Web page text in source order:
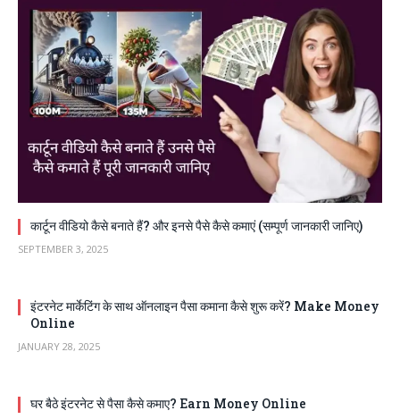
कार्टून वीडियो कैसे बनाते हैं? और इनसे पैसे कैसे कमाएं (सम्पूर्ण जानकारी जानिए)
SEPTEMBER 3, 2025
इंटरनेट मार्केटिंग के साथ ऑनलाइन पैसा कमाना कैसे शुरू करें? Make Money
Online
JANUARY 28, 2025
घर बैठे इंटरनेट से पैसा कैसे कमाए? Earn Money Online